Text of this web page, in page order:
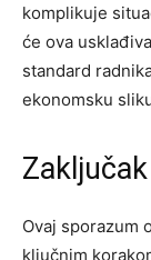
komplikuje
će ova
standard
ekonomsku
Zaključak
Ovaj sporazum
ključnim